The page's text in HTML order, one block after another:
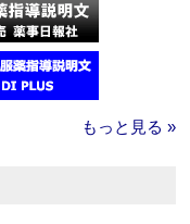
もっと見る »